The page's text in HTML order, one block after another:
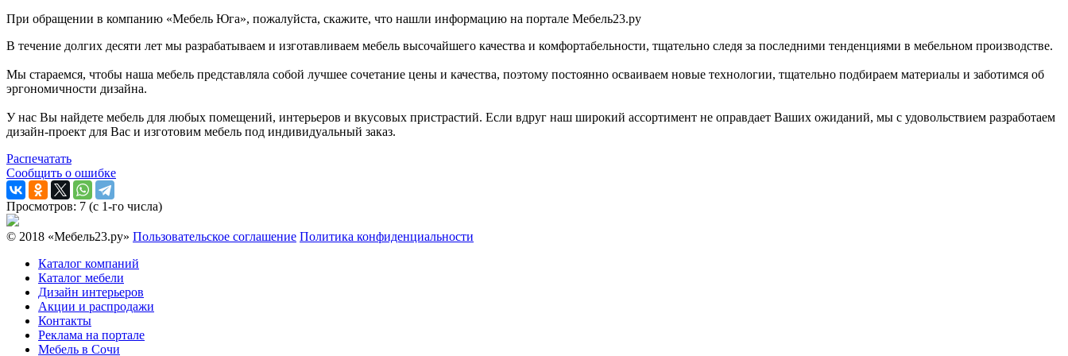
При обращении в компанию «Мебель Юга», пожалуйста, скажите, что нашли информацию на портале Мебель23.ру
В течение долгих десяти лет мы разрабатываем и изготавливаем мебель высочайшего качества и комфортабельности, тщательно следя за последними тенденциями в мебельном производстве.
Мы стараемся, чтобы наша мебель представляла собой лучшее сочетание цены и качества, поэтому постоянно осваиваем новые технологии, тщательно подбираем материалы и заботимся об
эргономичности дизайна.
У нас Вы найдете мебель для любых помещений, интерьеров и вкусовых пристрастий. Если вдруг наш широкий ассортимент не оправдает Ваших ожиданий, мы с удовольствием разработаем
дизайн-проект для Вас и изготовим мебель под индивидуальный заказ.
Распечатать
Сообщить о ошибке
Просмотров: 7 (с 1-го числа)
© 2018 «Мебель23.ру» Пользовательское соглашение Политика конфиденциальности
Каталог компаний
Каталог мебели
Дизайн интерьеров
Акции и распродажи
Контакты
Реклама на портале
Мебель в Сочи